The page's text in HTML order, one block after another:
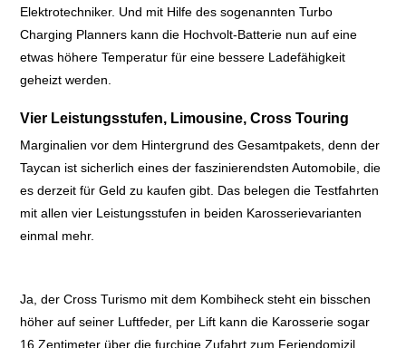
Elektrotechniker. Und mit Hilfe des sogenannten Turbo
Charging Planners kann die Hochvolt-Batterie nun auf eine
etwas höhere Temperatur für eine bessere Ladefähigkeit
geheizt werden.
Vier Leistungsstufen, Limousine, Cross Touring
Marginalien vor dem Hintergrund des Gesamtpakets, denn der
Taycan ist sicherlich eines der faszinierendsten Automobile, die
es derzeit für Geld zu kaufen gibt. Das belegen die Testfahrten
mit allen vier Leistungsstufen in beiden Karosserievarianten
einmal mehr.
Ja, der Cross Turismo mit dem Kombiheck steht ein bisschen
höher auf seiner Luftfeder, per Lift kann die Karosserie sogar
16 Zentimeter über die furchige Zufahrt zum Feriendomizil